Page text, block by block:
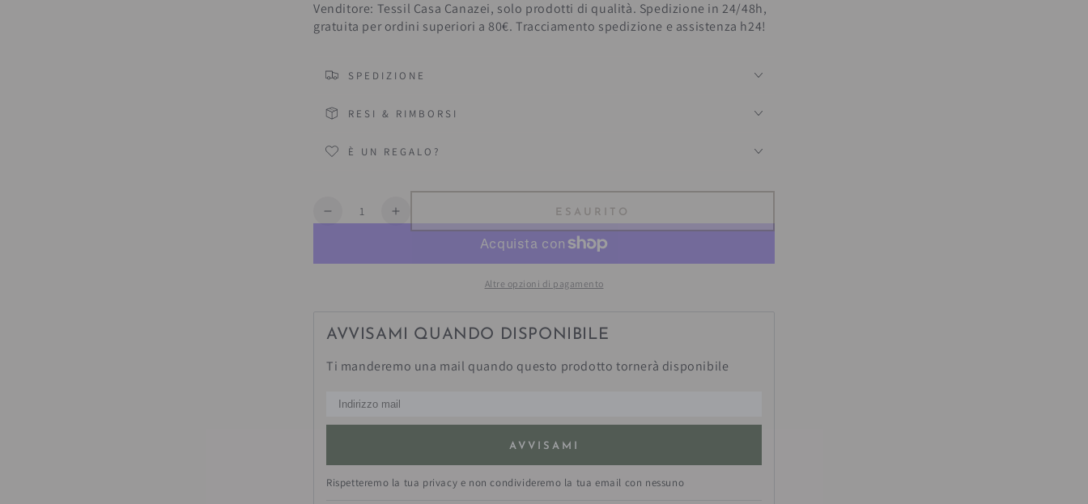
Venditore: Tessil Casa Canazei, solo prodotti di qualità. Spedizione in 24/48h,
gratuita per ordini superiori a 80€. Tracciamento spedizione e assistenza h24!
SPEDIZIONE
RESI & RIMBORSI
È UN REGALO?
Quantità
Diminuisce
per
Aumenta
per
ESAURITO
Altre opzioni di pagamento
AVVISAMI QUANDO DISPONIBILE
Ti manderemo una mail quando questo prodotto tornerà disponibile
AVVISAMI
Rispetteremo la tua privacy e non condivideremo la tua email con nessuno